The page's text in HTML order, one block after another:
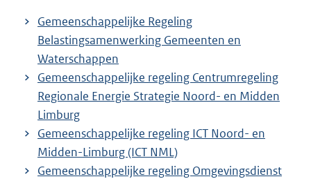
Gemeenschappelijke Regeling
Belastingsamenwerking Gemeenten en
Waterschappen
Gemeenschappelijke regeling Centrumregeling
Regionale Energie Strategie Noord- en Midden
Limburg
Gemeenschappelijke regeling ICT Noord- en
Midden-Limburg (ICT NML)
Gemeenschappelijke regeling Omgevingsdienst